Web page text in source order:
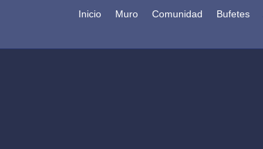
Inicio Muro Comunidad Bufetes